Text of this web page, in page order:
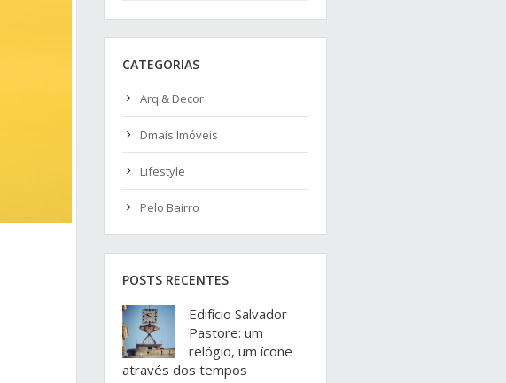
CATEGORIAS
Arq & Decor
Dmais Imóveis
Lifestyle
Pelo Bairro
POSTS RECENTES
Edifício Salvador
Pastore: um
relógio, um ícone
através dos tempos